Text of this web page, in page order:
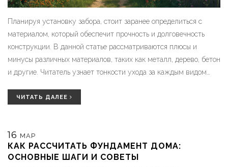
Планируя установку забора, стоит заранее определиться с
материалом, который обеспечит прочность и долговечность
конструкции. В данной статье рассматриваются плюсы и
минусы различных материалов, таких как металл, дерево, бетон
и другие. Читатель узнает тонкости ухода за каждым видом
климатических условий. Это поможет принимать взвешенные
ЧИТАТЬ ДАЛЕЕ
16 МАР
КАК РАССЧИТАТЬ ФУНДАМЕНТ ДОМА:
ОСНОВНЫЕ ШАГИ И СОВЕТЫ